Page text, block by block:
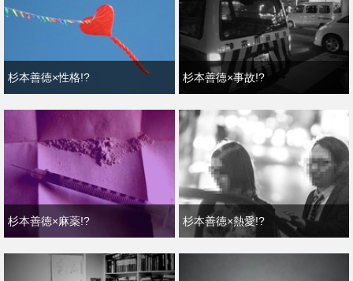
杉本善徳×性格!? 杉本善徳×事故!?
杉本善徳×麻薬!? 杉本善徳×熱愛!?